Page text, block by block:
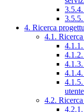
4. Ricerca
4.1.
utente
4.2.